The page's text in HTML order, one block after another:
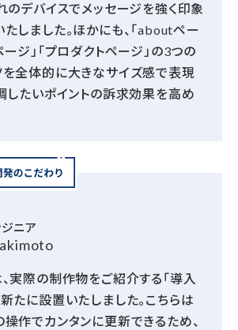
のデバイスでメッセージを強く印象
しました。ほかにも、「aboutペー
ージ」「プロダクトページ」の3つの
を全体的に大きなサイズ感で表現
したいポイントの訴求効果を高め
ニア
実際の制作物をご紹介する「導入
たに設置いたしました。こちらは
作でカンタンに更新できるため、